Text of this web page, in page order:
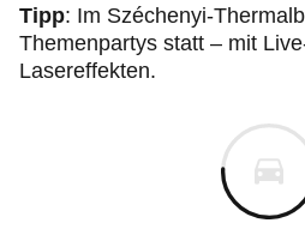
Tipp: Im Széchenyi-
Themenpartys statt – mit
Lasereffekten.